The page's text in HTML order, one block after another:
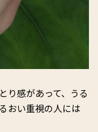
り感があって、うる
おい重視の人には